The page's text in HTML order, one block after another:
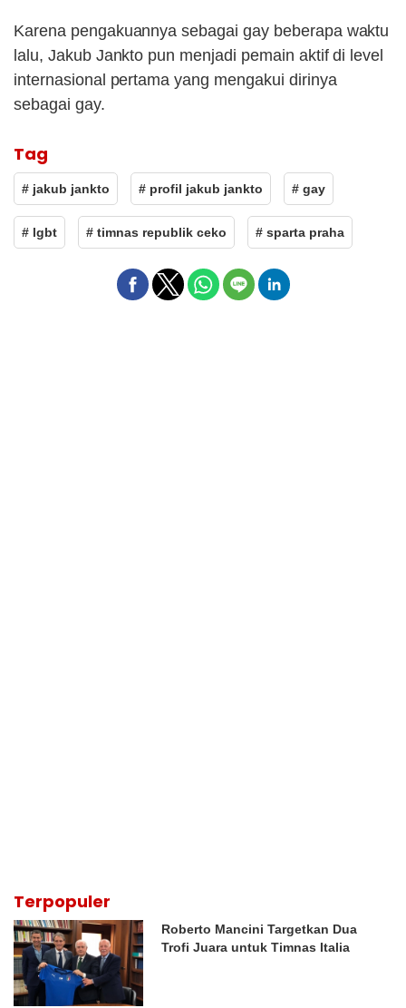
Karena pengakuannya sebagai gay beberapa waktu
lalu, Jakub Jankto pun menjadi pemain aktif di level
internasional pertama yang mengakui dirinya
sebagai gay.
Tag
# jakub jankto # profil jakub jankto # gay
# lgbt # timnas republik ceko # sparta praha
Terpopuler
Roberto Mancini Targetkan Dua
Trofi Juara untuk Timnas Italia